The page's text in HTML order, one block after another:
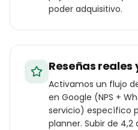
poder adquisitivo.
Reseñas
Activamos un flujo
en Google (NPS +
servicio) específico
planner. Subir de